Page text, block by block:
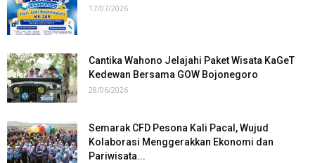
17/07/2026
Cantika Wahono Jelajahi Paket Wisata KaGeT
Kedewan Bersama GOW Bojonegoro
28/06/2026
Semarak CFD Pesona Kali Pacal, Wujud
Kolaborasi Menggerakkan Ekonomi dan
Pariwisata...